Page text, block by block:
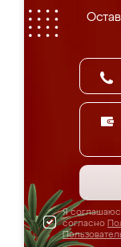
Я
согласно